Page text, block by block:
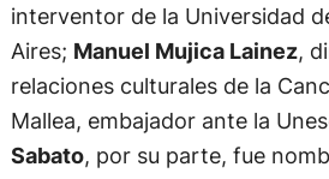
interventor de la Universidad
Aires; Manuel Mujica Lainez,
relaciones culturales de la
Mallea, embajador ante la
Sabato, por su parte, fue